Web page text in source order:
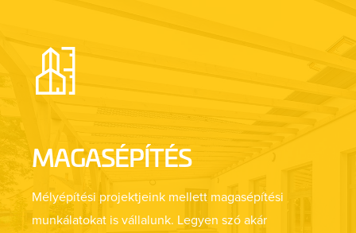
MAGASÉPÍTÉS
Mélyépítési projektjeink mellett magasépítési
munkálatokat is vállalunk. Legyen szó akár